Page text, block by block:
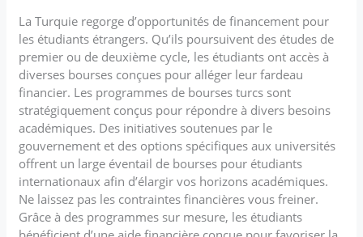
La Turquie regorge d’opportunités de financement pour
les étudiants étrangers. Qu’ils poursuivent des études de
premier ou de deuxième cycle, les étudiants ont accès à
diverses bourses conçues pour alléger leur fardeau
financier. Les programmes de bourses turcs sont
stratégiquement conçus pour répondre à divers besoins
académiques. Des initiatives soutenues par le
gouvernement et des options spécifiques aux universités
offrent un large éventail de bourses pour étudiants
internationaux afin d’élargir vos horizons académiques.
Ne laissez pas les contraintes financières vous freiner.
Grâce à des programmes sur mesure, les étudiants